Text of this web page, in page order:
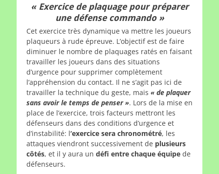
« Exercice de plaquage pour préparer
une défense commando »
Cet exercice très dynamique va mettre les joueurs
plaqueurs à rude épreuve. L’objectif est de faire
diminuer le nombre de plaquages ratés en faisant
travailler les joueurs dans des situations
d’urgence pour supprimer complètement
l’appréhension du contact. Il ne s’agit pas ici de
travailler la technique du geste, mais « de plaquer
sans avoir le temps de penser ». Lors de la mise en
place de l’exercice, trois facteurs mettront les
défenseurs dans des conditions d’urgence et
d’instabilité: l‘exercice sera chronométré, les
attaques viendront successivement de plusieurs
côtés, et il y aura un défi entre chaque équipe de
défenseurs.